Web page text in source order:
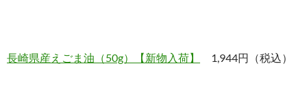
長崎県産えごま油（50g）【新物入荷】 1,944円（税込）